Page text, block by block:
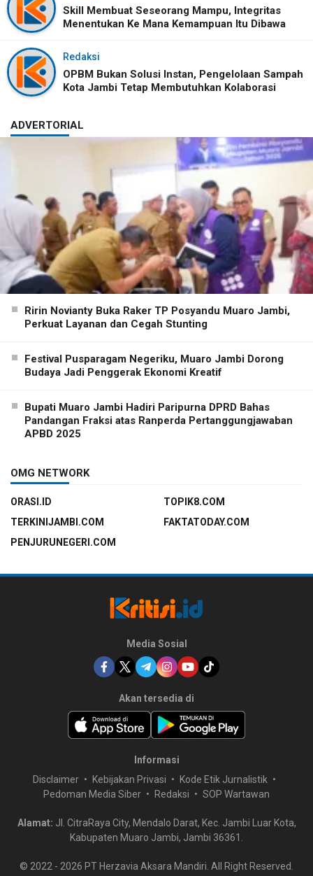
Skill Membuat Seseorang Mampu, Integritas
Menentukan Ke Mana Kemampuan Itu Dibawa
Redaksi
OPBM Bukan Solusi Instan, Pengelolaan Sampah
Kota Jambi Tetap Membutuhkan Kolaborasi
ADVERTORIAL
Ririn Novianty Buka Raker TP Posyandu Muaro Jambi,
Perkuat Layanan dan Cegah Stunting
Festival Pusparagam Negeriku, Muaro Jambi Dorong
Budaya Jadi Penggerak Ekonomi Kreatif
Bupati Muaro Jambi Hadiri Paripurna DPRD Bahas
Pandangan Fraksi atas Ranperda Pertanggungjawaban
APBD 2025
OMG NETWORK
ORASI.ID
TOPIK8.COM
TERKINIJAMBI.COM
FAKTATODAY.COM
PENJURUNEGERI.COM
Media Sosial
Akan tersedia di
Informasi
Disclaimer
Kebijakan Privasi
Kode Etik Jurnalistik
Pedoman Media Siber
Redaksi SOP Wartawan
Alamat: Jl. CitraRaya City, Mendalo Darat, Kec. Jambi Luar Kota,
Kabupaten Muaro Jambi, Jambi 36361.
© 2022 - 2026 PT Herzavia Aksara Mandiri. All Right Reserved.